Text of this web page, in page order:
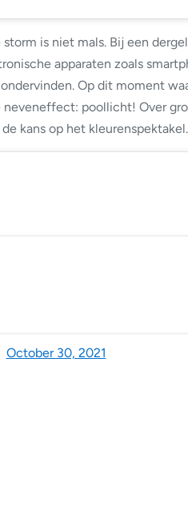
is niet mals. Bij een
apparaten zoals
Op dit moment
poollicht! Over
kans op het kleurenspektakel.
October 30, 2021